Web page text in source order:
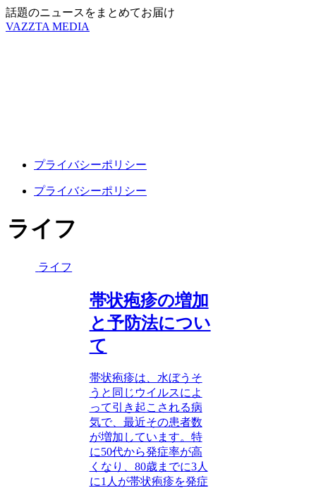
話題のニュースをまとめてお届け
VAZZTA MEDIA
プライバシーポリシー
プライバシーポリシー
ライフ
ライフ
帯状疱疹の増加
と予防法につい
て
帯状疱疹は、水ぼうそ
うと同じウイルスによ
って引き起こされる病
気で、最近その患者数
が増加しています。特
に50代から発症率が高
くなり、80歳までに3人
に1人が帯状疱疹を発症